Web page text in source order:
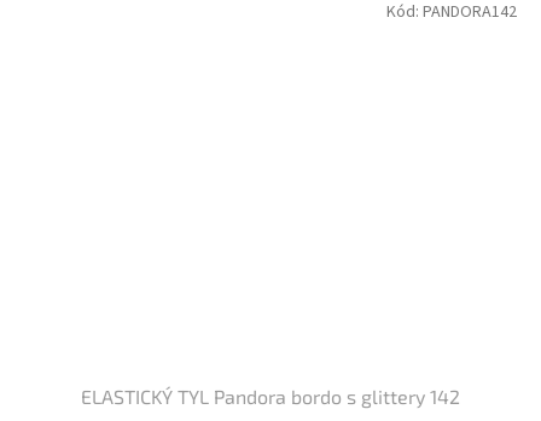
ELASTICKÝ TYL Pandora bordo s glittery 142
Kód: PANDORA142